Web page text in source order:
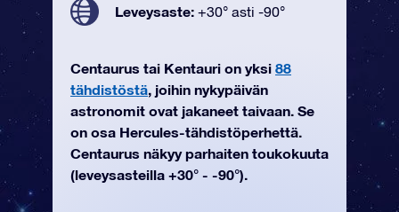
Leveysaste: +30° asti -90°
Centaurus tai Kentauri on yksi 88
tähdistöstä, joihin nykypäivän
astronomit ovat jakaneet taivaan. Se
on osa Hercules-tähdistöperhettä.
Centaurus näkyy parhaiten toukokuuta
(leveysasteilla +30° - -90°).